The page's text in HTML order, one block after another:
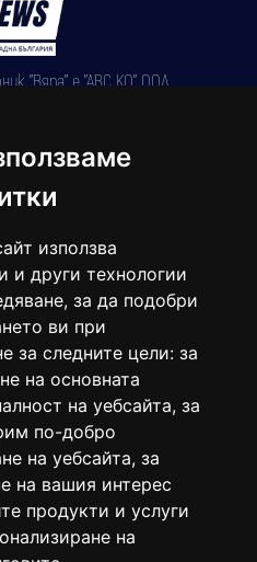
използва
и други технологии
за да подобри
ви при
за следните цели: за
на основната
на уебсайта, за
по-добро
на уебсайта, за
на вашия интерес
продукти и услуги
на
"Вяра" е "АВС КО" ООД,